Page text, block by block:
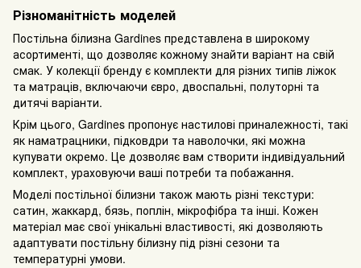
Різноманітність моделей
Постільна білизна Gardines представлена в широкому
асортименті, що дозволяє кожному знайти варіант на свій
смак. У колекції бренду є комплекти для різних типів ліжок
та матраців, включаючи євро, двоспальні, полуторні та
дитячі варіанти.
Крім цього, Gardines пропонує настилові приналежності, такі
як наматрацники, підковдри та наволочки, які можна
купувати окремо. Це дозволяє вам створити індивідуальний
комплект, ураховуючи ваші потреби та побажання.
Моделі постільної білизни також мають різні текстури:
сатин, жаккард, бязь, поплін, мікрофібра та інші. Кожен
матеріал має свої унікальні властивості, які дозволяють
адаптувати постільну білизну під різні сезони та
температурні умови.